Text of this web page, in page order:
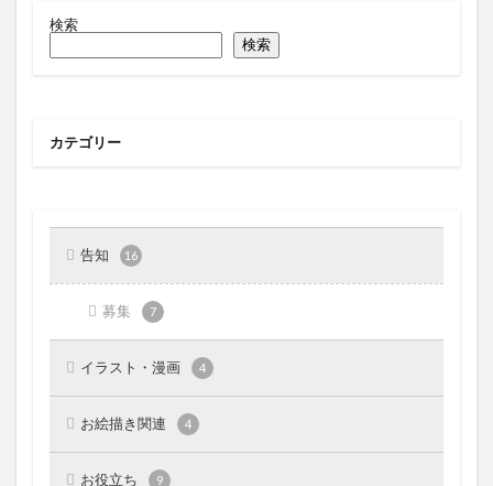
検索
検索
カテゴリー
告知 16
募集 7
イラスト・漫画 4
お絵描き関連 4
お役立ち 9